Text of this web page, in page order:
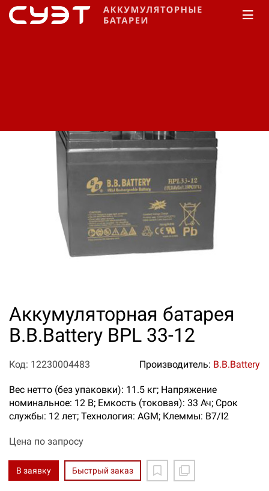
Аккумуляторная батарея
B.B.Battery BPL 33-12
Код: 12230004483 Производитель: B.B.Battery
Вес нетто (без упаковки): 11.5 кг; Напряжение
номинальное: 12 В; Емкость (токовая): 33 Ач; Срок
службы: 12 лет; Технология: AGM; Клеммы: B7/I2
Цена по запросу
В заявку Быстрый заказ